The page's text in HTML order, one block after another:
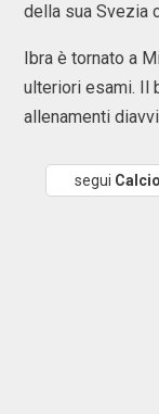
della sua Svezia
Ibra è tornato a
ulteriori esami. Il
allenamenti
segui